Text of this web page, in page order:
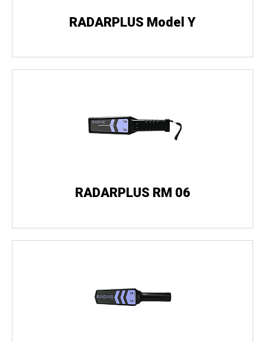
RADARPLUS Model Y
RADARPLUS RM 06